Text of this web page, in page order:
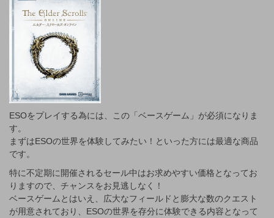
ESOをプレイする為には、この「ベースゲーム」が必須になりま
す。
まずはESOの世界を体験してみたい！といった方には最適な商品
です。
特に不定期に開催されるセール中はお求めやすい価格となってお
りますので、チャンスをお見逃しなく！
ベースゲームとはいえ、広大なフィールドと膨大な数のクエスト
が用意されており、ESOの世界を存分に体験できる内容となって